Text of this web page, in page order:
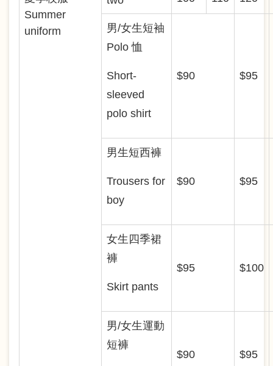
Summer
uniform
男/女生短袖
Polo 恤
Short-
sleeved
polo shirt
$90 $95
男生短西褲
Trousers for
boy
$90 $95
女生四季裙
褲
Skirt pants
$95 $100
男/女生運動
短褲
$90 $95